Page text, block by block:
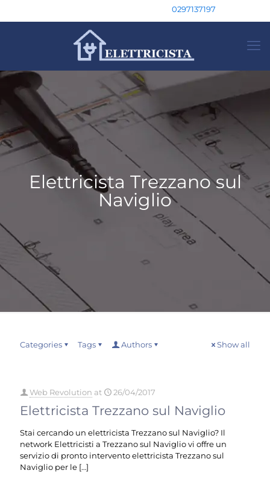
0297137197
Elettricista Trezzano sul
Naviglio
Categories Tags Authors Show all
Web Revolution at 26/04/2017
Elettricista Trezzano sul Naviglio
Stai cercando un elettricista Trezzano sul Naviglio? Il
network Elettricisti a Trezzano sul Naviglio vi offre un
servizio di pronto intervento elettricista Trezzano sul
Naviglio per le […]